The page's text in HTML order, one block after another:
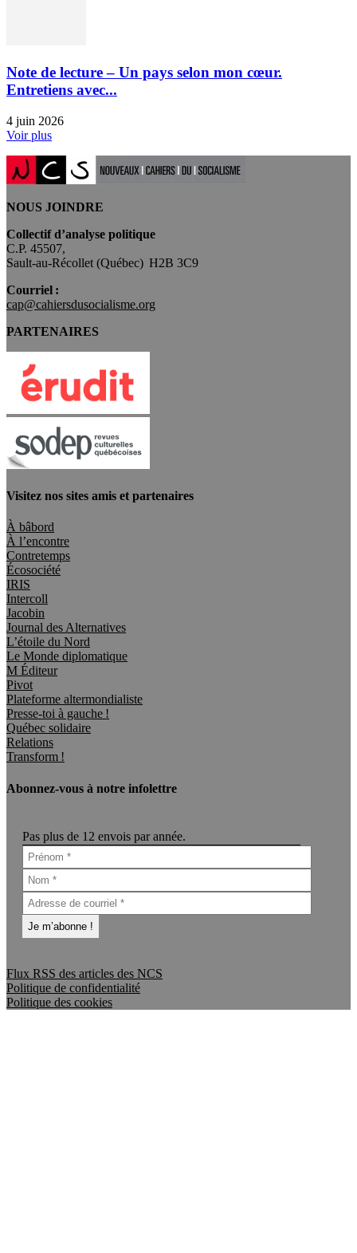
Note de lecture – Un pays selon mon cœur.
Entretiens avec...
4 juin 2026
Voir plus
NOUS JOINDRE
Collectif d’analyse politique
C.P. 45507,
Sault-au-Récollet (Québec) H2B 3C9
Courriel :
cap@cahiersdusocialisme.org
PARTENAIRES
Visitez nos sites amis et partenaires
À bâbord
À l’encontre
Contretemps
Écosociété
IRIS
Intercoll
Jacobin
Journal des Alternatives
L’étoile du Nord
Le Monde diplomatique
M Éditeur
Pivot
Plateforme altermondialiste
Presse-toi à gauche !
Québec solidaire
Relations
Transform !
Abonnez-vous à notre infolettre
Pas plus de 12 envois par année.
Flux RSS des articles des NCS
Politique de confidentialité
Politique des cookies